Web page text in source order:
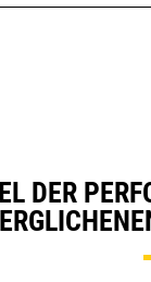
DER